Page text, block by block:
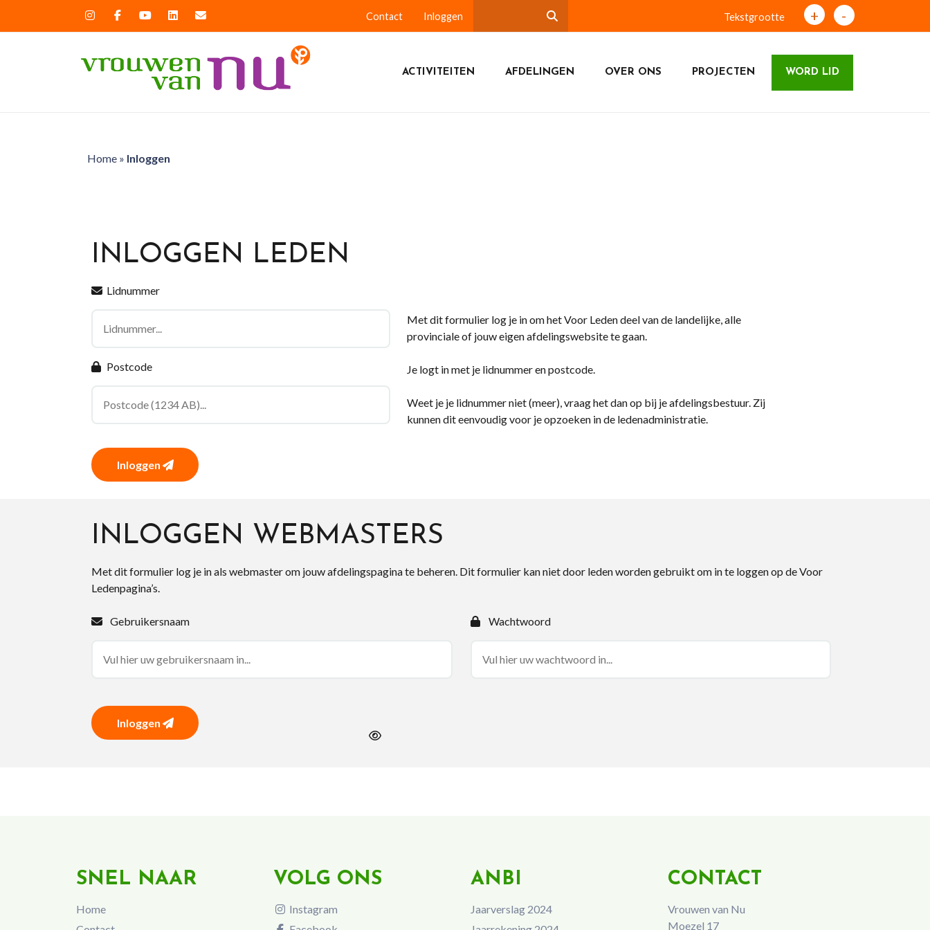
Contact Inloggen Tekstgrootte + -
ACTIVITEITEN AFDELINGEN OVER ONS PROJECTEN WORD LID
Home» Inloggen
INLOGGEN LEDEN
Lidnummer
Postcode
Inloggen
Met dit formulier log je in om het Voor Leden deel van de landelijke, alle
provinciale of jouw eigen afdelingswebsite te gaan.
Je logt in met je lidnummer en postcode.
Weet je je lidnummer niet (meer), vraag het dan op bij je afdelingsbestuur. Zij
kunnen dit eenvoudig voor je opzoeken in de ledenadministratie.
INLOGGEN WEBMASTERS
Met dit formulier log je in als webmaster om jouw afdelingspagina te beheren. Dit formulier kan niet door leden worden gebruikt om in te loggen op de Voor
Ledenpagina’s.
Gebruikersnaam Wachtwoord
Inloggen
SNEL NAAR
Home
VOLG ONS
Instagram
ANBI
Jaarverslag 2024
CONTACT
Vrouwen van Nu
Moezel 17